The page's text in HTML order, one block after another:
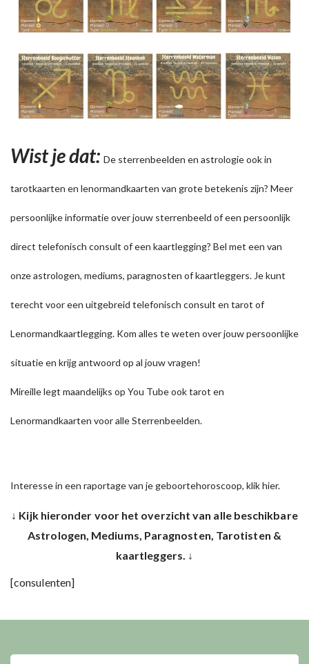
Wist je dat: De sterrenbeelden en astrologie ook in
tarotkaarten en lenormandkaarten van grote betekenis zijn? Meer
persoonlijke informatie over jouw sterrenbeeld of een persoonlijk
direct telefonisch consult of een kaartlegging? Bel met een van
onze astrologen, mediums, paragnosten of kaartleggers. Je kunt
terecht voor een uitgebreid telefonisch consult en tarot of
Lenormandkaartlegging. Kom alles te weten over jouw persoonlijke
situatie en krijg antwoord op al jouw vragen!
Mireille legt maandelijks op You Tubeook tarot en
Lenormandkaarten voor alle Sterrenbeelden.
Interesse in een raportage van je geboortehoroscoop, klik hier.
↓ Kijk hieronder voor het overzicht van alle beschikbare
Astrologen, Mediums, Paragnosten, Tarotisten &
kaartleggers. ↓
[consulenten]